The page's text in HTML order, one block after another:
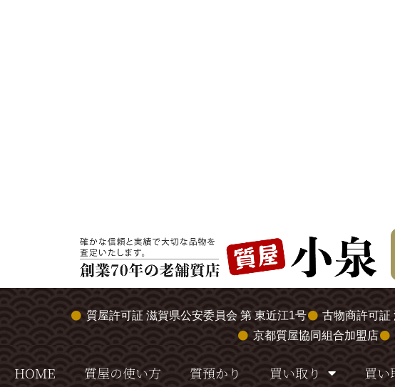
質屋許可証 滋賀県公安委員会 第 東近江1号 古物商許可証
京都質屋協同組合加盟店
HOME 質屋の使い方 質預かり 買い取り 買い